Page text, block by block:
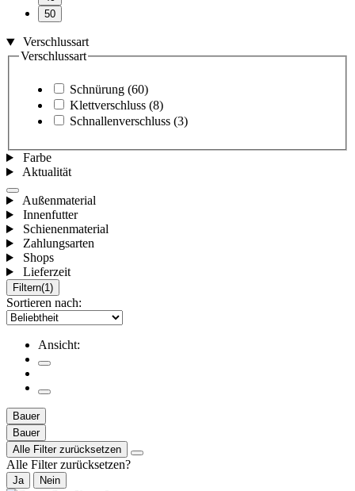
50
Verschlussart
Verschlussart
Schnürung (60)
Klettverschluss (8)
Schnallenverschluss (3)
Farbe
Aktualität
Außenmaterial
Innenfutter
Schienenmaterial
Zahlungsarten
Shops
Lieferzeit
Filtern(1)
Sortieren nach:
Ansicht:
Bauer
Bauer
Alle Filter zurücksetzen
Alle Filter zurücksetzen?
Ja Nein